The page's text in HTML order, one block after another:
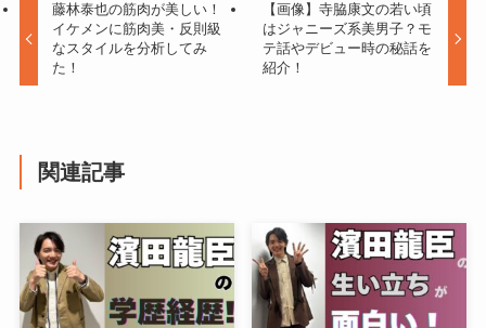
藤林泰也の筋肉が美しい！
イケメンに筋肉美・反則級
なスタイルを分析してみ
た！
【画像】寺脇康文の若い頃
はジャニーズ系美男子？モ
テ話やデビュー時の秘話を
紹介！
関連記事